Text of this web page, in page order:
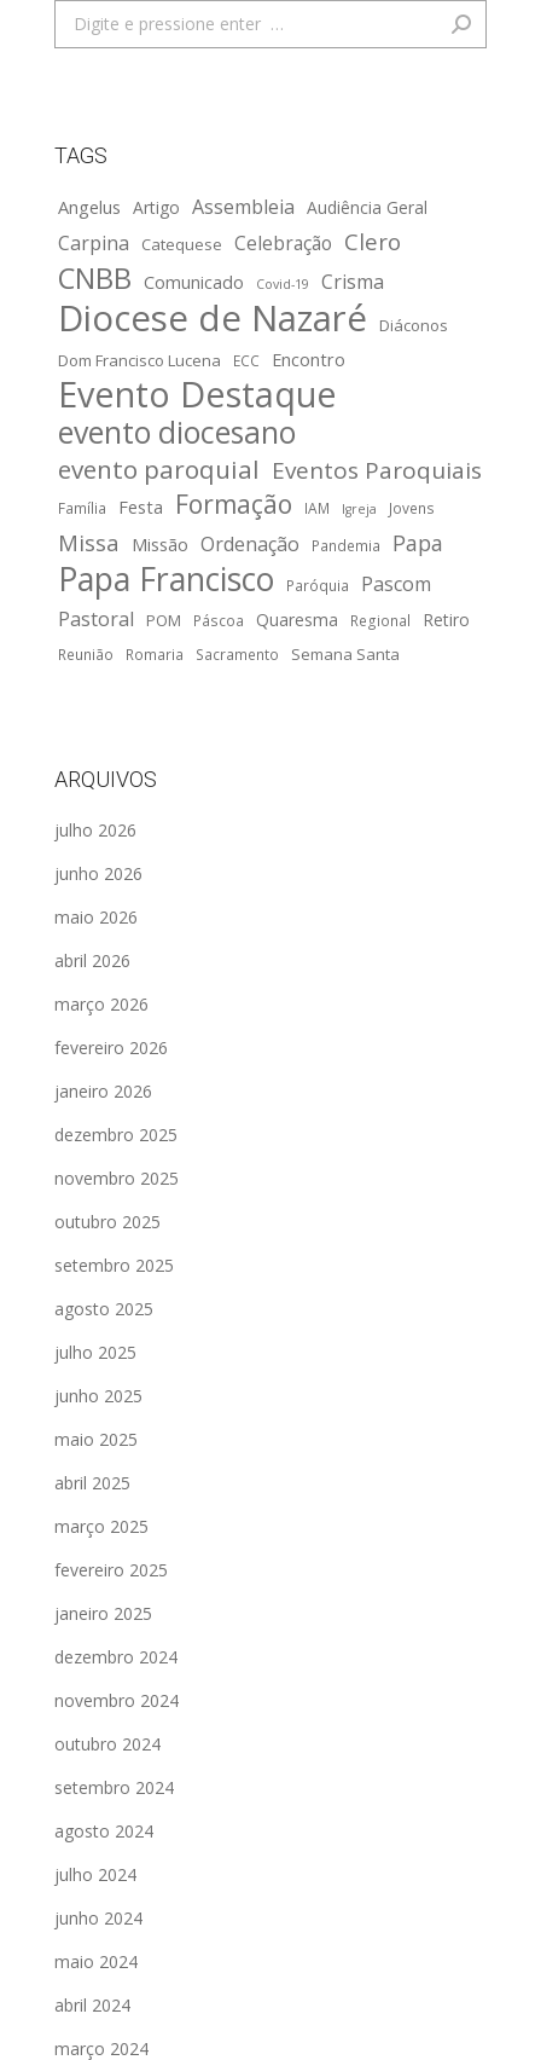
Search:
TAGS
Angelus Artigo Assembleia Audiência Geral
Carpina Catequese Celebração Clero
CNBB Comunicado Covid-19 Crisma
Diocese de Nazaré
Diáconos
Dom Francisco Lucena
ECC Encontro
Evento Destaque
evento diocesano
evento paroquial Eventos Paroquiais
Família Festa Formação IAM Igreja Jovens
Missa Missão Ordenação Pandemia Papa
Papa Francisco Paróquia
Pascom
Pastoral
POM Páscoa Quaresma Regional Retiro
Reunião Romaria Sacramento Semana Santa
ARQUIVOS
julho 2026
junho 2026
maio 2026
abril 2026
março 2026
fevereiro 2026
janeiro 2026
dezembro 2025
novembro 2025
outubro 2025
setembro 2025
agosto 2025
julho 2025
junho 2025
maio 2025
abril 2025
março 2025
fevereiro 2025
janeiro 2025
dezembro 2024
novembro 2024
outubro 2024
setembro 2024
agosto 2024
julho 2024
junho 2024
maio 2024
abril 2024
março 2024